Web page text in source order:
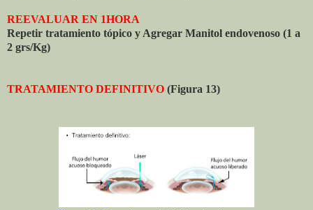
REEVALUAR EN 1HORA
Repetir tratamiento tópico y Agregar Manitol endovenoso (1 a
2 grs/Kg)
TRATAMIENTO DEFINITIVO (Figura 13)